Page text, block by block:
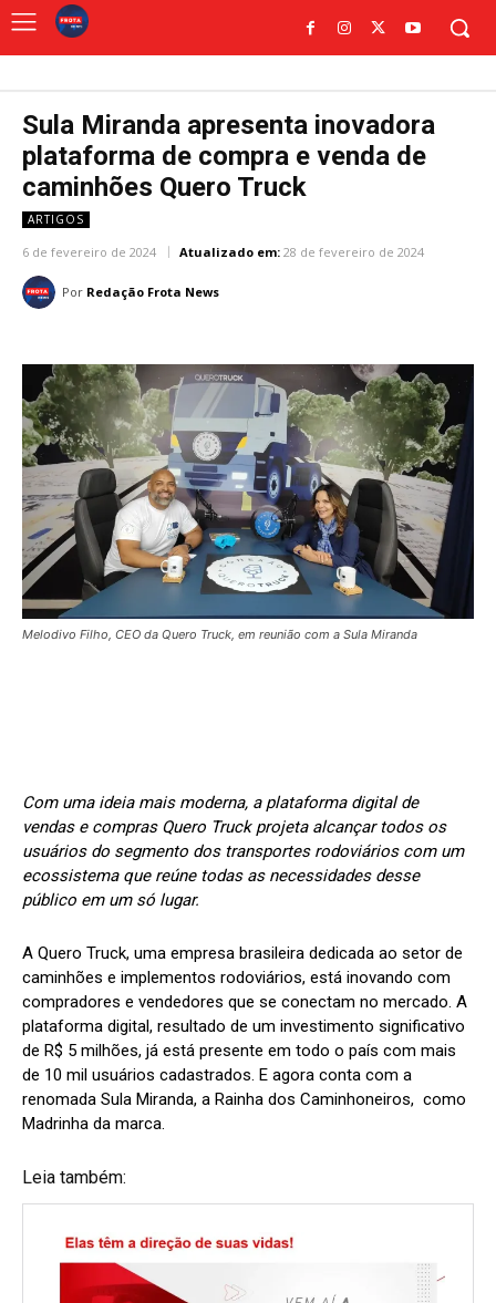
Sula Miranda apresenta inovadora
plataforma de compra e venda de
caminhões Quero Truck
ARTIGOS
6 de fevereiro de 2024 Atualizado em: 28 de fevereiro de 2024
Por Redação Frota News
Melodivo Filho, CEO da Quero Truck, em reunião com a Sula Miranda
Com uma ideia mais moderna, a plataforma digital de
vendas e compras Quero Truck projeta alcançar todos os
usuários do segmento dos transportes rodoviários com um
ecossistema que reúne todas as necessidades desse
público em um só lugar.
A Quero Truck, uma empresa brasileira dedicada ao setor de
caminhões e implementos rodoviários, está inovando com
compradores e vendedores que se conectam no mercado. A
plataforma digital, resultado de um investimento significativo
de R$ 5 milhões, já está presente em todo o país com mais
de 10 mil usuários cadastrados. E agora conta com a
renomada Sula Miranda, a Rainha dos Caminhoneiros, como
Madrinha da marca.
Leia também: